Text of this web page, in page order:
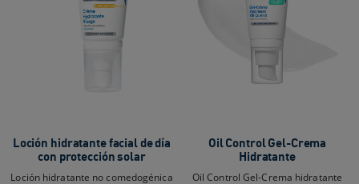
Loción hidratante facial de día
con protección solar
Loción hidratante no comedogénica
Oil Control Gel-Crema
Hidratante
Oil Control Gel-Crema hidratante